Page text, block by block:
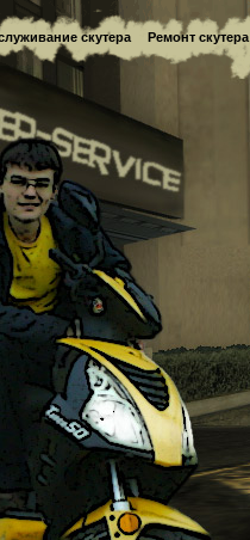
скутера Ремонт скутера